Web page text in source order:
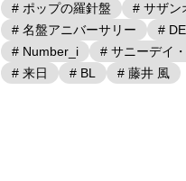
# ポップの羅針盤
# サザン
# 名盤アニバーサリー
#
# Number_i
# サニーデイ
# 来日
# BL # 藤井 風